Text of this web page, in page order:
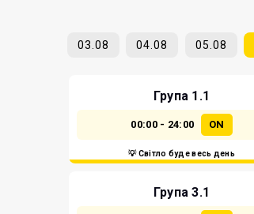
03.08 04.08 05.08
Група 1.1
00:00 - 24:00 ON
💡 Світло буде весь день
Група 3.1